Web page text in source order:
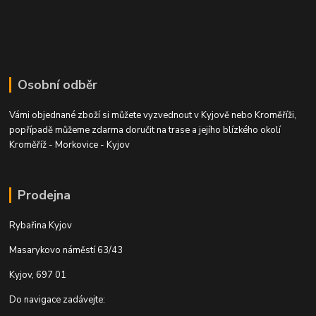
Osobní odběr
Vámi objednané zboží si můžete vyzvednout v Kyjově nebo Kroměříži,
popřípadě můžeme zdarma doručit na trase a jejího blízkého okolí
Kroměříž - Morkovice - Kyjov
Prodejna
Rybařina Kyjov
Masarykovo náměstí 63/43
Kyjov, 697 01
Do navigace zadávejte: